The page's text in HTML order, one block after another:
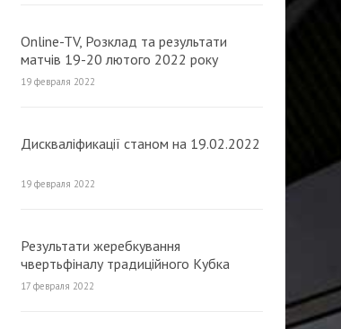
Online-TV, Розклад та результати
матчів 19-20 лютого 2022 року
(оновлюється)
19 февраля 2022
Дискваліфикації станом на 19.02.2022
19 февраля 2022
Результати жеребкування
чвертьфіналу традиційного Кубка
МФК «Продексім» з футзалу 2022
17 февраля 2022